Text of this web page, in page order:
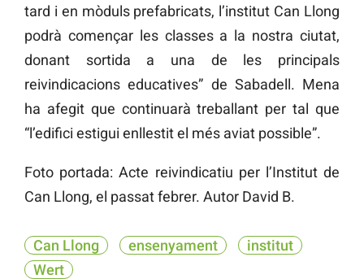
tard i en mòduls prefabricats, l’institut Can Llong
podrà començar les classes a la nostra ciutat,
donant sortida a una de les principals
reivindicacions educatives” de Sabadell. Mena
ha afegit que continuarà treballant per tal que
“l’edifici estigui enllestit el més aviat possible”.
Foto portada: Acte reivindicatiu per l’Institut de
Can Llong, el passat febrer. Autor David B.
Can Llong ensenyament
institut
Wert